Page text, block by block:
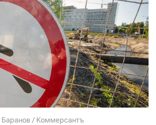
/ Коммерсантъ
соучастником»,
и подтверждаю свое гражданство РФ
СТАТЬ СОУЧАСТНИКОМ
С ДРУЗЬЯМИ
пишите donate@novayagazeta.ruили